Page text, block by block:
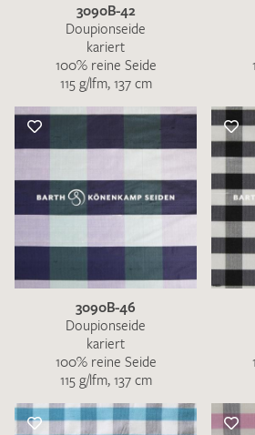
3090B-42
Doupionseide
kariert
100% reine Seide
115 g/lfm, 137 cm
3090B-46
Doupionseide
kariert
100% reine Seide
115 g/lfm, 137 cm